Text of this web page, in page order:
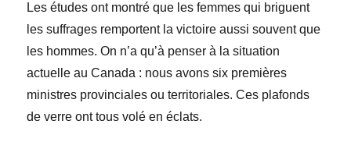
Les études ont montré que les femmes qui briguent
les suffrages remportent la victoire aussi souvent que
les hommes. On n’a qu’à penser à la situation
actuelle au Canada : nous avons six premières
ministres provinciales ou territoriales. Ces plafonds
de verre ont tous volé en éclats.